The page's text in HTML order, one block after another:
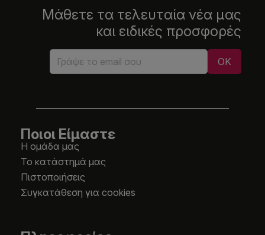
Μάθετε τα τελευταία νέα μας
και ειδικές προσφορές
Ποιοι Είμαστε
Η ομάδα μας
Το κατάστημά μας
Πιστοποιήσεις
Συγκατάθεση για cookies